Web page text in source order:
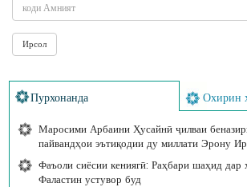
Пурхонанда Охирин
Маросими Арбаини Ҳусайнӣ ҷилваи
пайвандҳои эътиқодии ду миллати Эрону
Фаъоли сиёсии кениягӣ: Раҳбари шаҳид дар
Фаластин устувор буд